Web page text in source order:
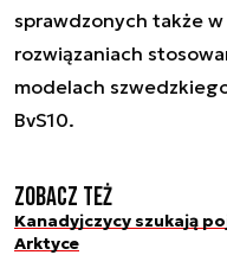
sprawdzonych także
rozwiązaniach
modelach
BvS10.
Zobacz też
Kanadyjczycy szukają
Arktyce